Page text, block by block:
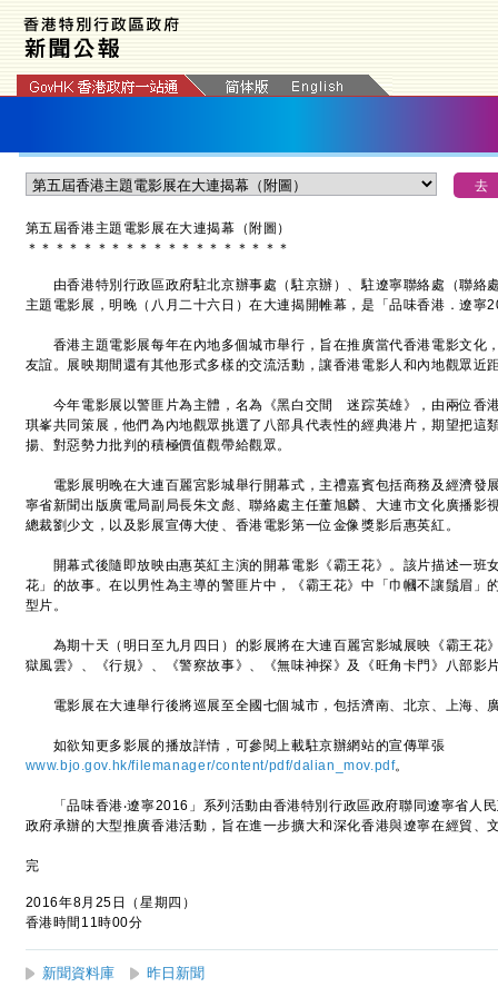
第五屆香港主題電影展在大連揭幕 （附圖）
＊ ＊ ＊ ＊ ＊ ＊ ＊ ＊ ＊ ＊ ＊ ＊ ＊ ＊ ＊ ＊ ＊ ＊ ＊
由香港特別行政區政府駐北京辦事處（駐京辦）、駐遼寧聯絡處（聯絡
主題電影展，明晚（八月二十六日）在大連揭開帷幕，是「品味香港．遼寧
香港主題電影展每年在內地多個城市舉行，旨在推廣當代香港電影文化
友誼。展映期間還有其他形式多樣的交流活動，讓香港電影人和內地觀眾近
今年電影展以警匪片為主體，名為《黑白交間 迷踪英雄》，由兩位香
琪峯共同策展，他們為內地觀眾挑選了八部具代表性的經典港片，期望把這
揚、對惡勢力批判的積極價值觀帶給觀眾。
電影展明晚在大連百麗宮影城舉行開幕式，主禮嘉賓包括商務及經濟發
寧省新聞出版廣電局副局長朱文彪、聯絡處主任董旭麟、大連市文化廣播影
總裁劉少文，以及影展宣傳大使、香港電影第一位金像獎影后惠英紅。
開幕式後隨即放映由惠英紅主演的開幕電影《霸王花》。該片描述一班
花」的故事。在以男性為主導的警匪片中，《霸王花》中「巾幗不讓鬚眉」
型片。
為期十天（明日至九月四日）的影展將在大連百麗宮影城展映《霸王花
獄風雲》、《行規》、《警察故事》、《無味神探》及《旺角卡門》八部影
電影展在大連舉行後將巡展至全國七個城市，包括濟南、北京、上海、
如欲知更多影展的播放詳情，可參閱上載駐京辦網站的宣傳單張
www.bjo.gov.hk/filemanager/content/pdf/dalian_mov.pdf。
「品味香港‧遼寧2016」系列活動由香港特別行政區政府聯同遼寧省人
政府承辦的大型推廣香港活動，旨在進一步擴大和深化香港與遼寧在經貿、
完
2016年8月25日（星期四）
香港時間11時00分
新聞資料庫
昨日新聞